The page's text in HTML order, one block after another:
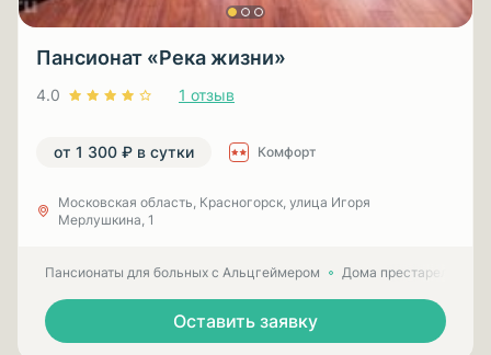
Пансионат «Река жизни»
4.0 1 отзыв
от 1 300 ₽ в сутки Комфорт
Московская область, Красногорск, улица Игоря
Мерлушкина, 1
Пансионаты для больных с Альцгеймером Дома престарелых
Оставить заявку